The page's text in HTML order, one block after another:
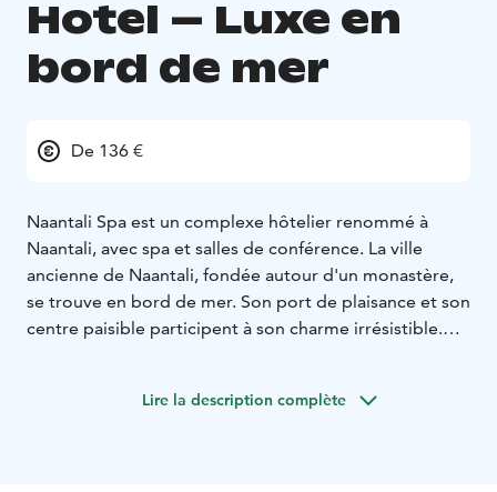
Hotel – Luxe en
bord de mer
De 136 €
Naantali Spa est un complexe hôtelier renommé à
Naantali, avec spa et salles de conférence. La ville
ancienne de Naantali, fondée autour d'un monastère,
se trouve en bord de mer. Son port de plaisance et son
centre paisible participent à son charme irrésistible.
se trouve d'ailleurs ici.Lire la description complète